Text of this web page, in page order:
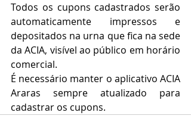
Todos os cupons cadastrados serão
automaticamente impressos e
depositados na urna que fica na sede
da ACIA, visível ao público em horário
comercial.
É necessário manter o aplicativo ACIA
Araras sempre atualizado para
cadastrar os cupons.